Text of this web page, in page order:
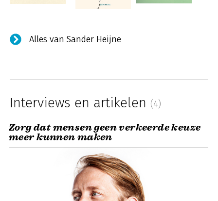
Alles van Sander Heijne
Interviews en artikelen (4)
Zorg dat mensen geen verkeerde keuze
meer kunnen maken